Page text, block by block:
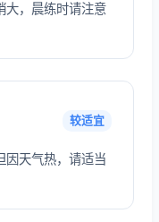
大，晨练时请注意
较适宜
因天气热，请适当